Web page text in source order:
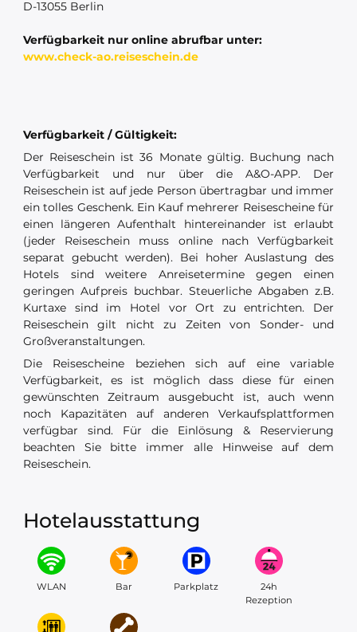
D-13055 Berlin
Verfügbarkeit nur online abrufbar unter:
www.check-ao.reiseschein.de
Verfügbarkeit / Gültigkeit:
Der Reiseschein ist 36 Monate gültig. Buchung nach
Verfügbarkeit und nur über die A&O-APP. Der
Reiseschein ist auf jede Person übertragbar und immer
ein tolles Geschenk. Ein Kauf mehrerer Reisescheine für
einen längeren Aufenthalt hintereinander ist erlaubt
(jeder Reiseschein muss online nach Verfügbarkeit
separat gebucht werden). Bei hoher Auslastung des
Hotels sind weitere Anreisetermine gegen einen
geringen Aufpreis buchbar. Steuerliche Abgaben z.B.
Kurtaxe sind im Hotel vor Ort zu entrichten. Der
Reiseschein gilt nicht zu Zeiten von Sonder- und
Großveranstaltungen.
Die Reisescheine beziehen sich auf eine variable
Verfügbarkeit, es ist möglich dass diese für einen
gewünschten Zeitraum ausgebucht ist, auch wenn
noch Kapazitäten auf anderen Verkaufsplattformen
verfügbar sind. Für die Einlösung & Reservierung
beachten Sie bitte immer alle Hinweise auf dem
Reiseschein.
Hotelausstattung
WLAN Bar Parkplatz
24h
Rezeption